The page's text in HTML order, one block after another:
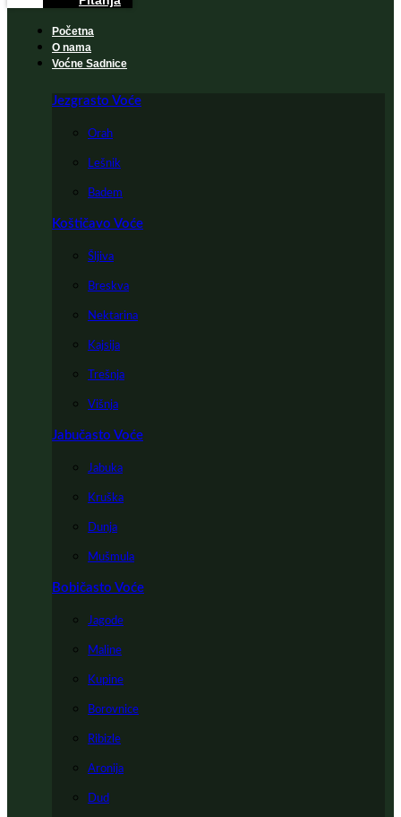
Početna
O nama
Voćne Sadnice
Jezgrasto Voće
Orah
Lešnik
Badem
Koštičavo Voće
Šljiva
Breskva
Nektarina
Kajsija
Trešnja
Višnja
Jabučasto Voće
Jabuka
Kruška
Dunja
Mušmula
Bobičasto Voće
Jagode
Maline
Kupine
Borovnice
Ribizle
Aronija
Dud